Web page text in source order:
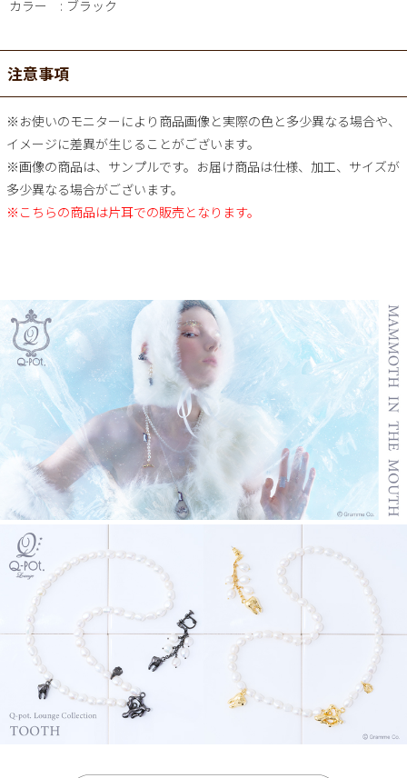
カラー ブラック
注意事項
※お使いのモニターにより商品画像と実際の色と多少異なる場合や、
イメージに差異が生じることがございます。
※画像の商品は、サンプルです。お届け商品は仕様、加工、サイズが
多少異なる場合がございます。
※こちらの商品は片耳での販売となります。